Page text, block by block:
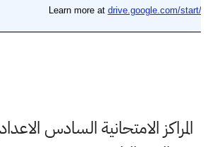
المراكز الامتحانية السادس